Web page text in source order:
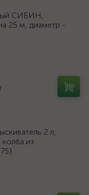
СИБИН,
25 м, диаметр -
2 л,
из